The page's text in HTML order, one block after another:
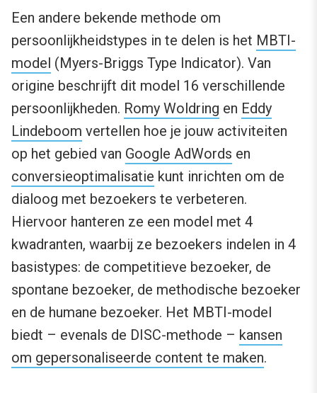
Een andere bekende methode om
persoonlijkheidstypes in te delen is het MBTI-
model (Myers-Briggs Type Indicator). Van
origine beschrijft dit model 16 verschillende
persoonlijkheden. Romy Woldring en Eddy
Lindeboom vertellen hoe je jouw activiteiten
op het gebied van Google AdWords en
conversieoptimalisatie kunt inrichten om de
dialoog met bezoekers te verbeteren.
Hiervoor hanteren ze een model met 4
kwadranten, waarbij ze bezoekers indelen in 4
basistypes: de competitieve bezoeker, de
spontane bezoeker, de methodische bezoeker
en de humane bezoeker. Het MBTI-model
biedt – evenals de DISC-methode – kansen
om gepersonaliseerde content te maken.